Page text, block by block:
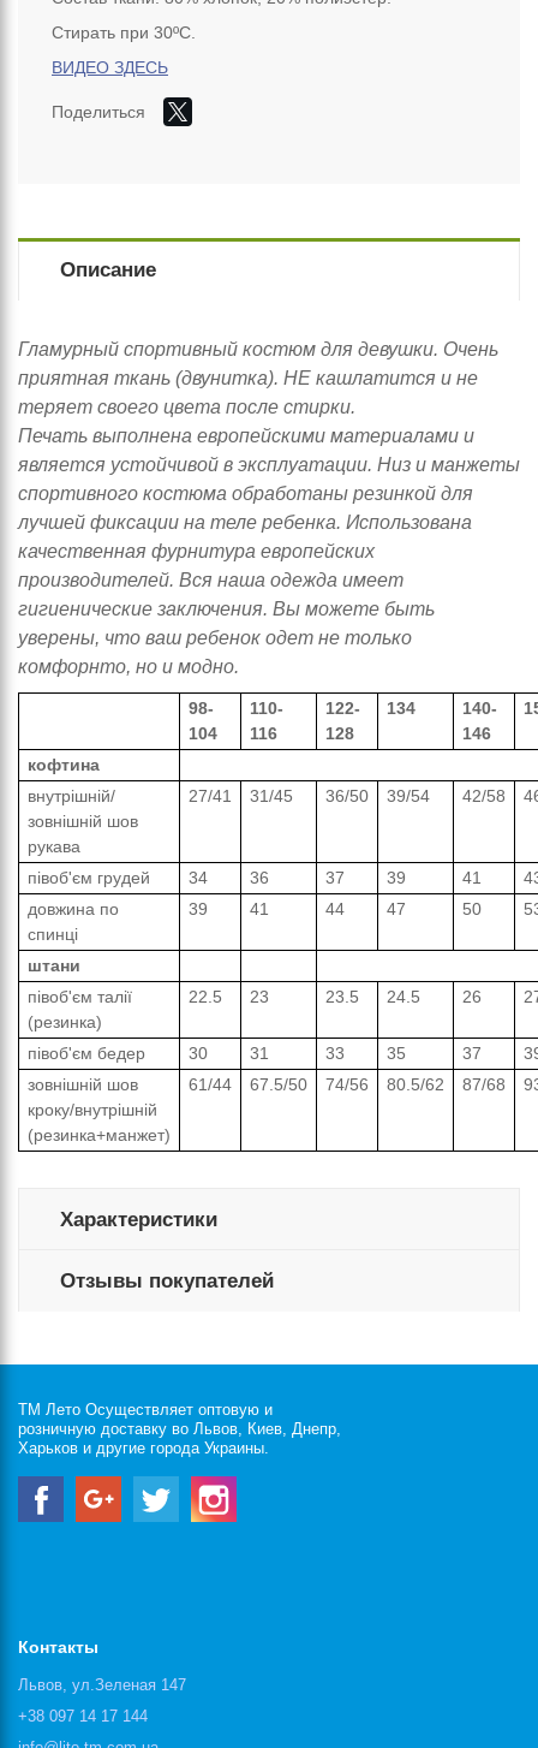
Стирать при 30ºС.
ВИДЕО ЗДЕСЬ
Поделиться
Описание
Гламурный спортивный костюм для девушки. Очень
приятная ткань (двунитка). НЕ кашлатится и не
теряет своего цвета после стирки.
Печать выполнена европейскими материалами и
является устойчивой в эксплуатации. Низ и манжеты
спортивного костюма обработаны резинкой для
лучшей фиксации на теле ребенка. Использована
качественная фурнитура европейских
производителей. Вся наша одежда имеет
гигиенические заключения. Вы можете быть
уверены, что ваш ребенок одет не только
комфорнто, но и модно.
98-
104
110-
116
122-
128
134
140-
146
кофтина
внутрішній/
зовнішній шов
рукава
27/41 31/45 36/50 39/54 42/58
півоб'єм грудей 34 36 37 39 41
довжина по
спинці
39 41 44 47 50
штани
півоб'єм талії
(резинка)
22.5 23 23.5 24.5 26
півоб'єм бедер 30 31 33 35 37
зовнішній шов
кроку/внутрішній
(резинка+манжет)
61/44 67.5/50 74/56 80.5/62 87/68
Характеристики
Отзывы покупателей
ТМ Лето Осуществляет оптовую и
розничную доставку во Львов, Киев, Днепр,
Харьков и другие города Украины.
Контакты
Львов, ул.Зеленая 147
+38 097 14 17 144